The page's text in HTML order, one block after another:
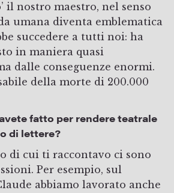
il nostro maestro, nel senso
umana diventa emblematica
succedere a tutti noi: ha
in maniera quasi
dalle conseguenze enormi.
della morte di 200.000
fatto per rendere teatrale
di lettere?
di cui ti raccontavo ci sono
Per esempio, sul
abbiamo lavorato anche